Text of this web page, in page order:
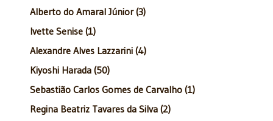
Alberto do Amaral Júnior (3)
Ivette Senise (1)
Alexandre Alves Lazzarini (4)
Kiyoshi Harada (50)
Sebastião Carlos Gomes de Carvalho (1)
Regina Beatriz Tavares da Silva (2)